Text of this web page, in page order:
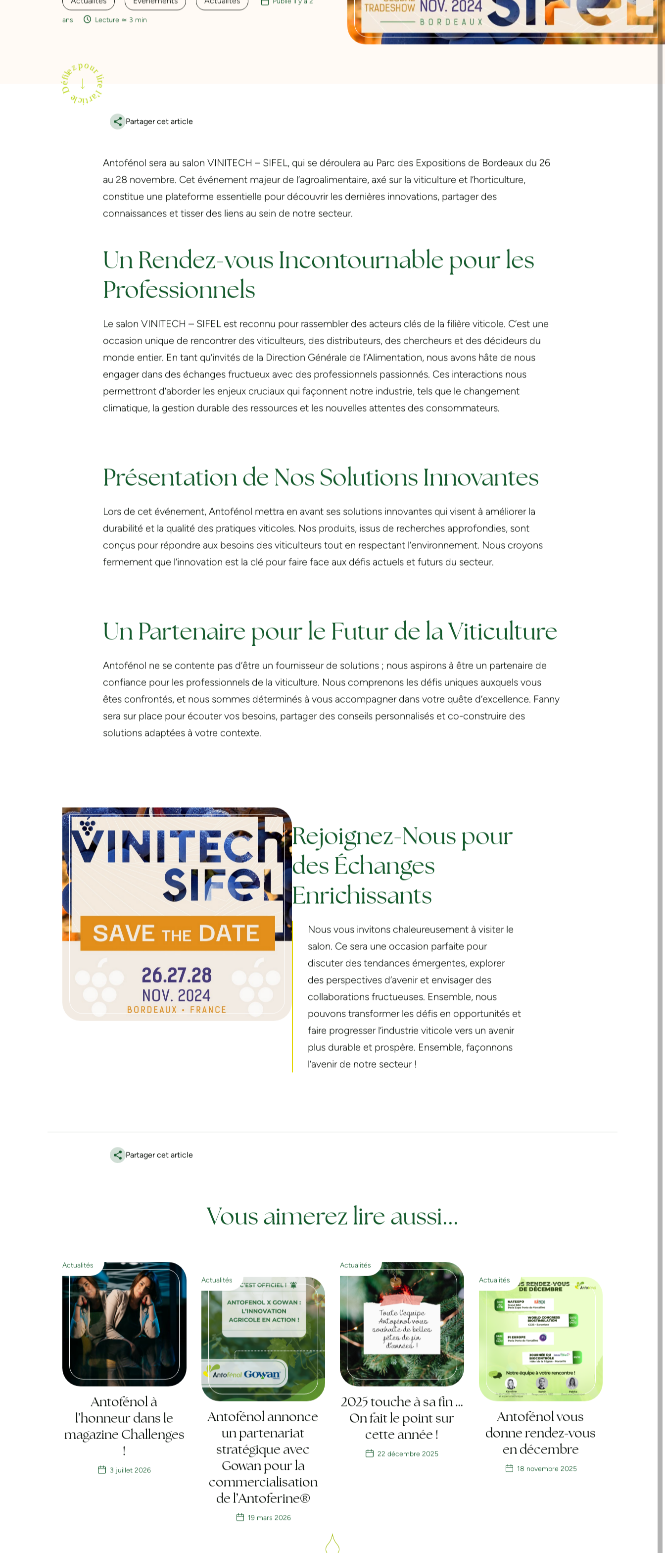
Actualités Évènements Actualités Publié il y a 2
Partager cet article
Antofénol sera au salon VINITECH – SIFEL, qui se déroulera au Parc des Expositions de Bordeaux du 26
au 28 novembre. Cet événement majeur de l’agroalimentaire, axé sur la viticulture et l’horticulture,
constitue une plateforme essentielle pour découvrir les dernières innovations, partager des
connaissances et tisser des liens au sein de notre secteur.
Un Rendez-vous Incontournable pour les
Professionnels
Le salon VINITECH – SIFEL est reconnu pour rassembler des acteurs clés de la filière viticole. C’est une
occasion unique de rencontrer des viticulteurs, des distributeurs, des chercheurs et des décideurs du
monde entier. En tant qu’invités de la Direction Générale de l’Alimentation, nous avons hâte de nous
engager dans des échanges fructueux avec des professionnels passionnés. Ces interactions nous
permettront d’aborder les enjeux cruciaux qui façonnent notre industrie, tels que le changement
climatique, la gestion durable des ressources et les nouvelles attentes des consommateurs.
Présentation de Nos Solutions Innovantes
Lors de cet événement, Antofénol mettra en avant ses solutions innovantes qui visent à améliorer la
durabilité et la qualité des pratiques viticoles. Nos produits, issus de recherches approfondies, sont
conçus pour répondre aux besoins des viticulteurs tout en respectant l’environnement. Nous croyons
fermement que l’innovation est la clé pour faire face aux défis actuels et futurs du secteur.
Un Partenaire pour le Futur de la Viticulture
Antofénol ne se contente pas d’être un fournisseur de solutions ; nous aspirons à être un partenaire de
confiance pour les professionnels de la viticulture. Nous comprenons les défis uniques auxquels vous
êtes confrontés, et nous sommes déterminés à vous accompagner dans votre quête d’excellence. Fanny
sera sur place pour écouter vos besoins, partager des conseils personnalisés et co-construire des
solutions adaptées à votre contexte.
Rejoignez-Nous pour
des Échanges
Enrichissants
Nous vous invitons chaleureusement à visiter le
salon. Ce sera une occasion parfaite pour
discuter des tendances émergentes, explorer
des perspectives d’avenir et envisager des
collaborations fructueuses. Ensemble, nous
pouvons transformer les défis en opportunités et
faire progresser l’industrie viticole vers un avenir
plus durable et prospère. Ensemble, façonnons
l’avenir de notre secteur !
Partager cet article
Vous aimerez lire aussi...
Antofénol à
l’honneur dans le
magazine Challenges
!
Antofénol annonce
un partenariat
stratégique avec
Gowan pour la
commercialisation
de l’Antoferine®
2025 touche à sa fin …
On fait le point sur
cette année !
Antofénol vous
donne rendez-vous
en décembre